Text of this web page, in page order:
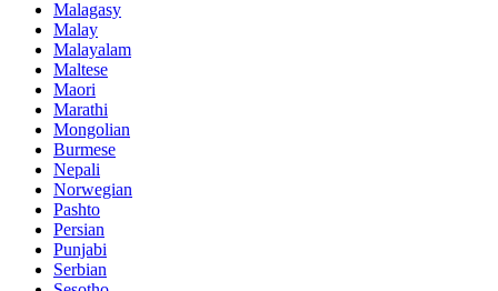
Malagasy
Malay
Malayalam
Maltese
Maori
Marathi
Mongolian
Burmese
Nepali
Norwegian
Pashto
Persian
Punjabi
Serbian